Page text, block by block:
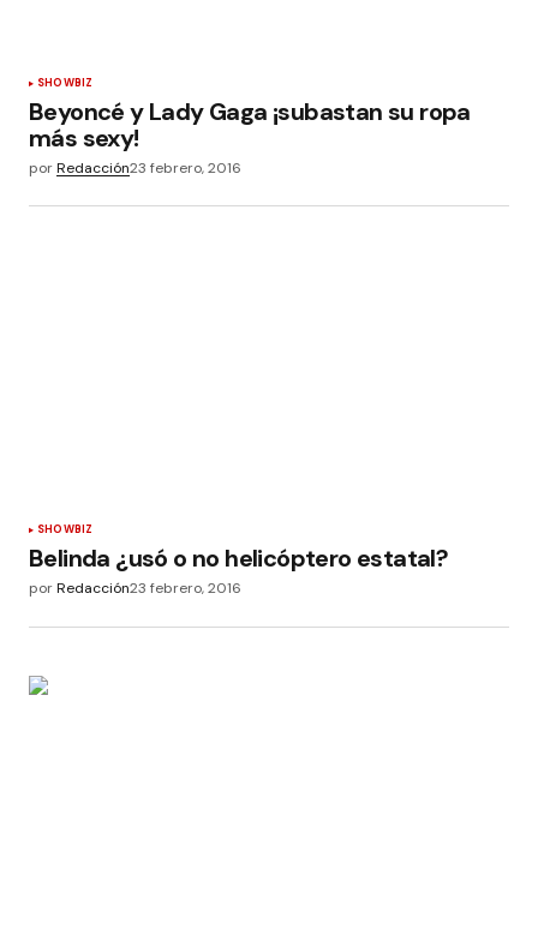
SHOWBIZ
Beyoncé y Lady Gaga ¡subastan su ropa
más sexy!
porRedacción23 febrero, 2016
SHOWBIZ
Belinda ¿usó o no helicóptero estatal?
porRedacción23 febrero, 2016